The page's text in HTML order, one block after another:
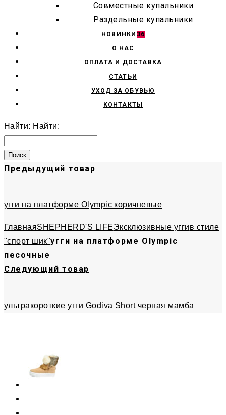
Совместные купальники
Раздельные купальники
НОВИНКИ 36
О НАС
ОПЛАТА И ДОСТАВКА
СТАТЬИ
УХОД ЗА ОБУВЬЮ
КОНТАКТЫ
Найти: Найти:
Предыдущий товар
угги на платформе Olympic коричневые
ГлавнаяSHEPHERD'S LIFEЭксклюзивные уггив стиле
"спорт шик"угги на платформе Olympic
песочные
Следующий товар
ультракороткие угги Godiva Short черная мамба